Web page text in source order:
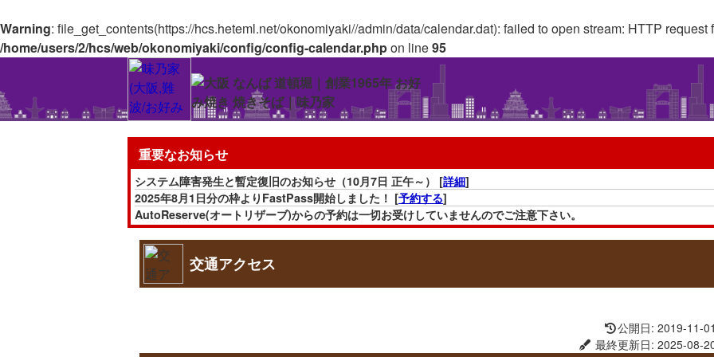
Warning: file_get_contents(https://hcs.heteml.net/okonomiyaki//admin/data/calendar.dat): failed to open stream: HTTP
/home/users/2/hcs/web/okonomiyaki/config/config-calendar.phpon line95
重要なお知らせ
システム障害発生と暫定復旧のお知らせ（10月7日 正午～） [詳細]
2025年8月1日分の枠よりFastPass開始しました！ [予約する]
AutoReserve(オートリザーブ)からの予約は一切お受けしていませんのでご注意下さい。
またAutoReserve経由での枠(「FastPass」を含む)は全て無効となります。ご理解の程よろしくお願い致します。
通販サイトは一時取り扱いを休止しています。(休止期間：4月20日∼未定) [
交通アクセス
公開日: 2019-11-
最終更新日: 2025-08-